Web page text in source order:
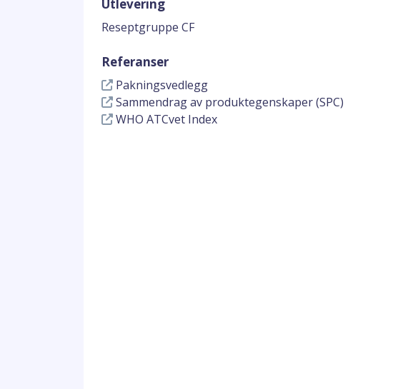
Utlevering
Reseptgruppe CF
Referanser
Pakningsvedlegg
Sammendrag av produktegenskaper (SPC)
WHO ATCvet Index